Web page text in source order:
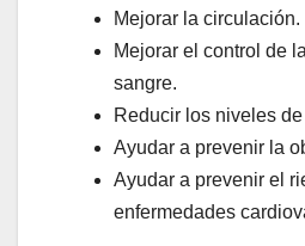
Mejorar la circulación.
Mejorar el control de
sangre.
Reducir los niveles
Ayudar a prevenir la
Ayudar a prevenir el
enfermedades